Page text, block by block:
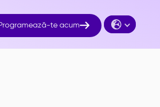
te acum